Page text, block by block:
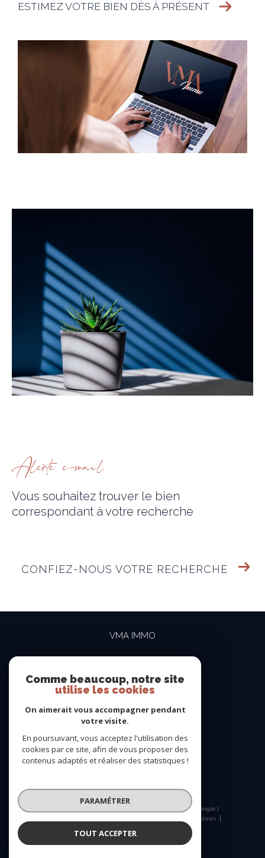
ESTIMEZ VOTRE BIEN DÈS À PRÉSENT
alerte e-mail
Vous souhaitez trouver le bien
correspondant à votre recherche
CONFIEZ-NOUS VOTRE RECHERCHE
VMA IMMO
contact@vma-immo.com
19 rue des Rosiéristes
NOUS SUIVRE SUR
© 2026 | Tous droits réservés | Traduction powered by Google |
Admin
Nos liens
Politique RGPD
Comme beaucoup, notre site
utilise les cookies
On aimerait vous accompagner pendant
votre visite.
En poursuivant, vous acceptez l'utilisation des
cookies par ce site, afin de vous proposer des
contenus adaptés et réaliser des statistiques !
PARAMÉTRER
TOUT ACCEPTER